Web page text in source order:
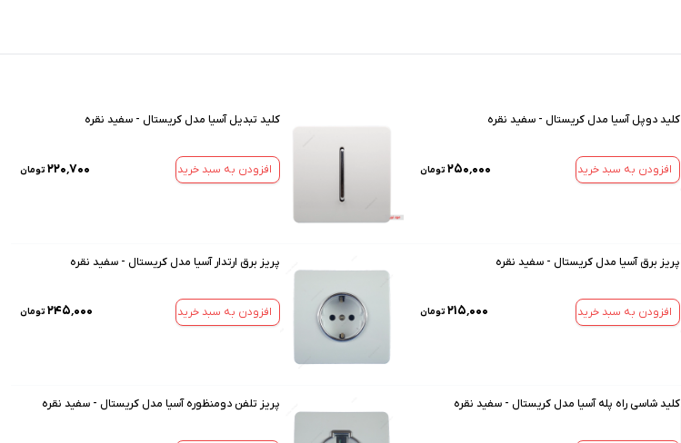
کلید دوپل آسیا مدل کریستال - سفید نقره
افزودن به سبد خرید ۲۵۰٬۰۰۰ تومان
کلید تبدیل آسیا مدل کریستال - سفید نقره
افزودن به سبد خرید ۲۲۰٬۷۰۰ تومان
پریز برق آسیا مدل کریستال - سفید نقره
افزودن به سبد خرید ۲۱۵٬۰۰۰ تومان
پریز برق ارتدار آسیا مدل کریستال - سفید نقره
افزودن به سبد خرید ۲۴۵٬۰۰۰ تومان
کلید شاسی راه پله آسیا مدل کریستال - سفید نقره پریز تلفن دومنظوره آسیا مدل کریستال - سفید نقره